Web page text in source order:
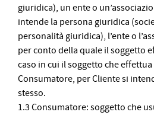
giuridica), un ente o
intende la persona giuridica
personalità giuridica), l’ente o
per conto della quale il soggetto
caso in cui il soggetto che effettua
Consumatore, per Cliente si
stesso.
1.3 Consumatore: soggetto che